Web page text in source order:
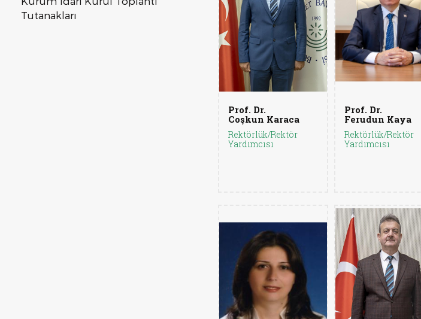
Tutanakları
Prof. Dr.
Coşkun Karaca
Rektörlük/Rektör
Yardımcısı
Prof. Dr.
Ferudun Kaya
Rektörlük/Rektör
Yardımcısı